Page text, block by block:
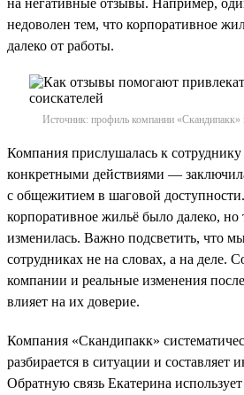
недоволен тем, что корпоративное
далеко от работы.
Источник: профиль компании «Скандипакк»
Компания прислушалась к сотруднику
конкретными действиями —
с общежитием в шаговой
корпоративное жильё было далеко, но
изменилась. Важно подсветить, что
сотрудниках не на словах, а на деле.
компании и реальные изменения
влияет на их доверие.
Компания «Скандипакк»
разбирается в ситуации и составляет
Обратную связь Екатерина